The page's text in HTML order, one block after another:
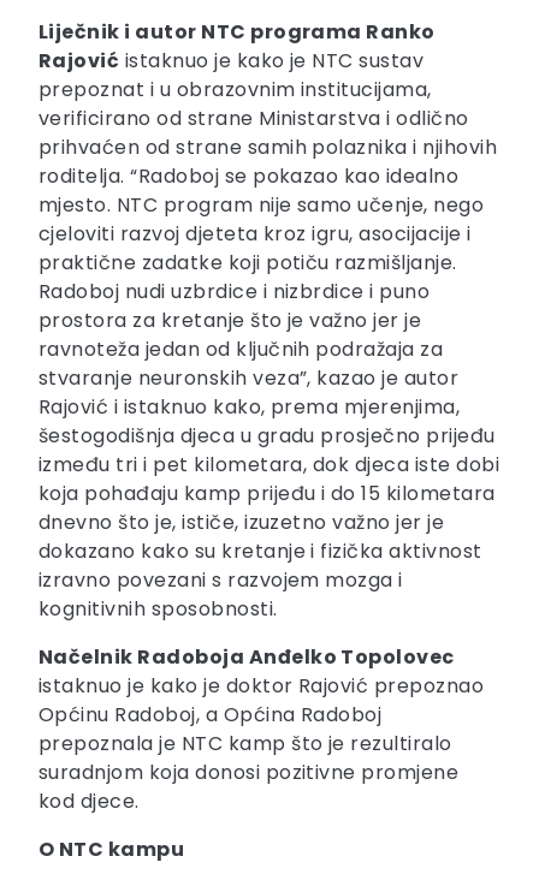
Liječnik i autor NTC programa Ranko
Rajović istaknuo je kako je NTC sustav
prepoznat i u obrazovnim institucijama,
verificirano od strane Ministarstva i odlično
prihvaćen od strane samih polaznika i njihovih
roditelja. “Radoboj se pokazao kao idealno
mjesto. NTC program nije samo učenje, nego
cjeloviti razvoj djeteta kroz igru, asocijacije i
praktične zadatke koji potiču razmišljanje.
Radoboj nudi uzbrdice i nizbrdice i puno
prostora za kretanje što je važno jer je
ravnoteža jedan od ključnih podražaja za
stvaranje neuronskih veza”, kazao je autor
Rajović i istaknuo kako, prema mjerenjima,
šestogodišnja djeca u gradu prosječno prijeđu
između tri i pet kilometara, dok djeca iste dobi
koja pohađaju kamp prijeđu i do 15 kilometara
dnevno što je, ističe, izuzetno važno jer je
dokazano kako su kretanje i fizička aktivnost
izravno povezani s razvojem mozga i
kognitivnih sposobnosti.
Načelnik Radoboja Anđelko Topolovec
istaknuo je kako je doktor Rajović prepoznao
Općinu Radoboj, a Općina Radoboj
prepoznala je NTC kamp što je rezultiralo
suradnjom koja donosi pozitivne promjene
kod djece.
O NTC kampu